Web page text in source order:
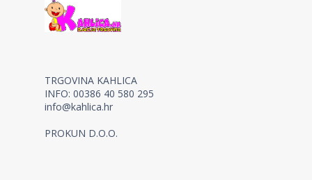
TRGOVINA KAHLICA
INFO: 00386 40 580 295
info@kahlica.hr
PROKUN D.O.O.